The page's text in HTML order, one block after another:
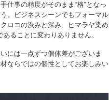
仕事の精度がそのまま“格”となっ
。ビジネスシーンでもフォーマル
ロコの渋みと深み、ヒマラヤ染め
ることに変わりありません。
には一点ずつ個体差がございま
ならではの個性としてお楽しみい